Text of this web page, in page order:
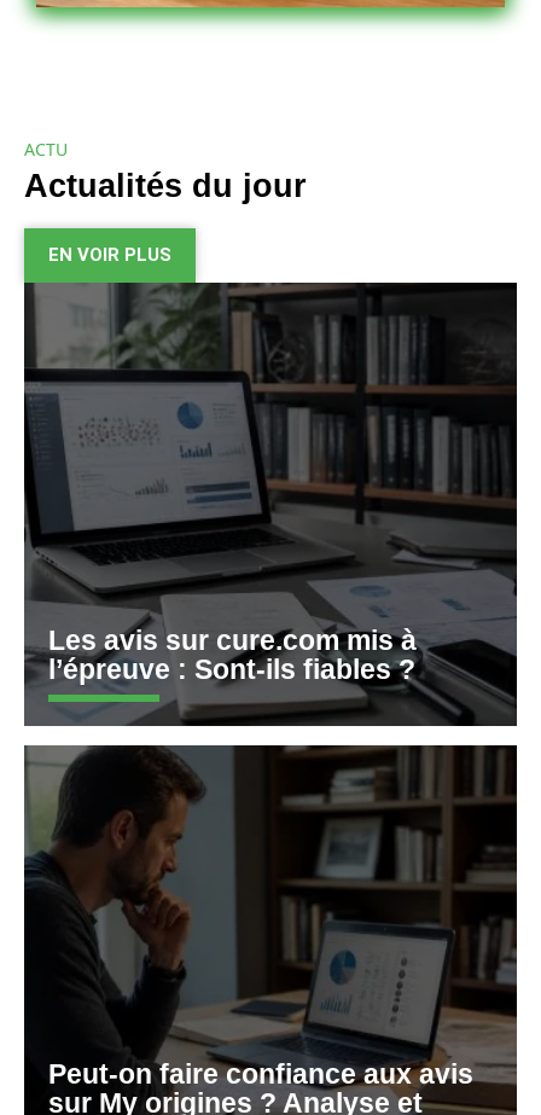
ACTU
Actualités du jour
EN VOIR PLUS
Les avis sur cure.com mis à
l’épreuve : Sont-ils fiables ?
Peut-on faire confiance aux avis
sur My origines ? Analyse et